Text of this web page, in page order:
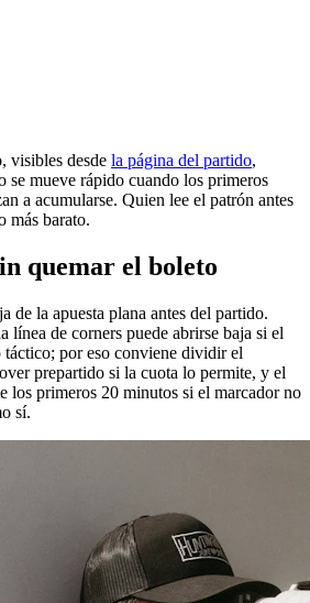
visibles desde la página del partido,
se mueve rápido cuando los primeros
a acumularse. Quien lee el patrón antes
más barato.
quemar el boleto
de la apuesta plana antes del partido.
línea de corners puede abrirse baja si el
por eso conviene dividir el
prepartido si la cuota lo permite, y el
los primeros 20 minutos si el marcador no
sí.